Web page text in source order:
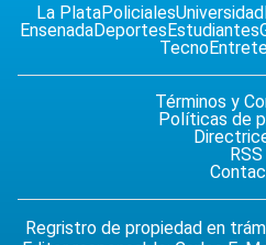
La PlataPolicialesUniversidad
EnsenadaDeportesEstudiantes
Tecno
Términos y
Políticas de
RSS
Regristro de propiedad en